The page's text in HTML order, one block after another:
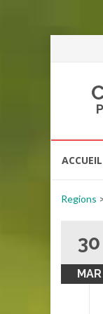
ACCUEIL
Regions
30
MAR